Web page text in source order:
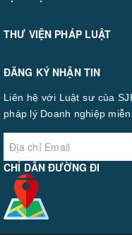
THƯ VIỆN PHÁP LUẬT
ĐĂNG KÝ NHẬN TIN
Liên hệ với Luật sư của
pháp lý Doanh nghiệp
CHỈ DẪN ĐƯỜNG ĐI